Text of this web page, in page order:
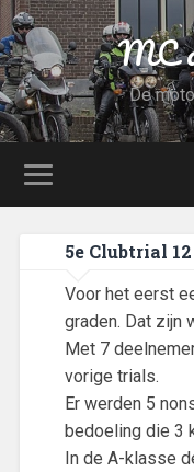
MC
De
5e Clubtrial
Voor het eerst
graden. Dat zijn
Met 7
vorige trials.
Er werden 5
bedoeling die 3
In de A-klasse